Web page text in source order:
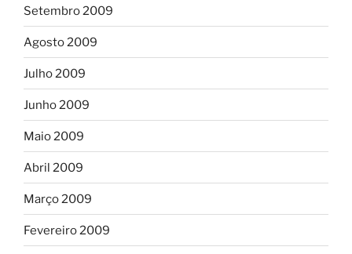
Setembro 2009
Agosto 2009
Julho 2009
Junho 2009
Maio 2009
Abril 2009
Março 2009
Fevereiro 2009